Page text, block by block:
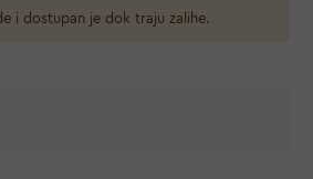
i dostupan je dok traju zalihe.